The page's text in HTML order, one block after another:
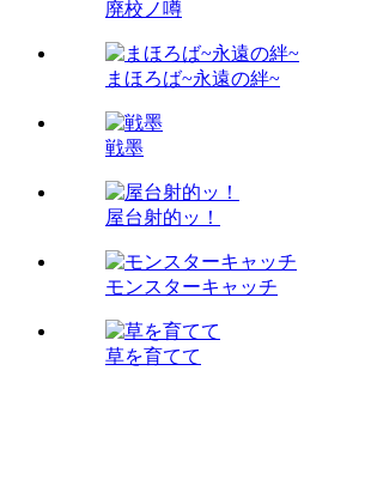
廃校ノ噂
まほろば~永遠の絆~
戦墨
屋台射的ッ！
モンスターキャッチ
草を育てて